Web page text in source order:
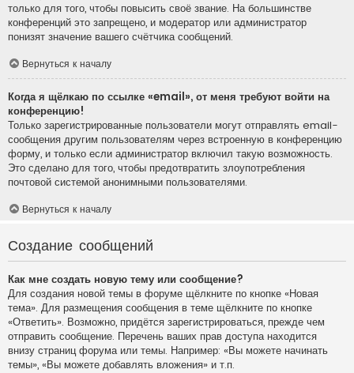
только для того, чтобы повысить своё звание. На большинстве
конференций это запрещено, и модератор или администратор
понизят значение вашего счётчика сообщений.
Вернуться к началу
Когда я щёлкаю по ссылке «email», от меня требуют войти на
конференцию!
Только зарегистрированные пользователи могут отправлять email-
сообщения другим пользователям через встроенную в конференцию
форму, и только если администратор включил такую возможность.
Это сделано для того, чтобы предотвратить злоупотребления
почтовой системой анонимными пользователями.
Вернуться к началу
Создание сообщений
Как мне создать новую тему или сообщение?
Для создания новой темы в форуме щёлкните по кнопке «Новая
тема». Для размещения сообщения в теме щёлкните по кнопке
«Ответить». Возможно, придётся зарегистрироваться, прежде чем
отправить сообщение. Перечень ваших прав доступа находится
внизу страниц форума или темы. Например: «Вы можете начинать
темы», «Вы можете добавлять вложения» и т.п.